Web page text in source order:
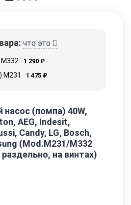
что это
1 290 ₽
M231 1 475 ₽
насос (помпа) 40W,
AEG, Indesit,
Candy, LG, Bosch,
(Mod.M231/M332
на винтах)